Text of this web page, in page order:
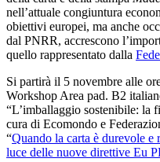
nell’attuale congiuntura
obiettivi europei, ma anche
dal PNRR, accrescono
quello rappresentato dalla
Si partirà il 5 novembre alle
Workshop Area pad. B2
“L’imballaggio sostenibile: la
cura di Ecomondo e
“Quando la carta è durevole e
luce delle nuove direttive Eu